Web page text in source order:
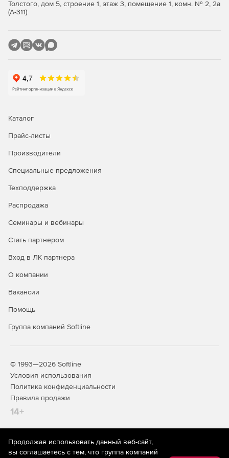
создать новый проект, открыть, сохранить и т. д.
Control Toolbar – панель управления анимацией.
Export Toolbar – панель с командами, позволяющими
в другие.
Толстого, дом 5, строение 1, этаж 3, помещение 1, комн. № 2, 2а
(А-311)
Каталог
Прайс-листы
Производители
Специальные предложения
Техподдержка
Распродажа
Семинары и вебинары
Стать партнером
Вход в ЛК партнера
О компании
Вакансии
Помощь
Группа компаний Softline
© 1993—2026 Softline
Условия использования
Политика конфиденциальности
Правила продажи
14+
На информационном ресурсе store.softline.ru применяются
рекомендательные технологии(информационные технологии
Продолжая использовать данный веб-сайт,
вы соглашаетесь с тем, что группа компаний